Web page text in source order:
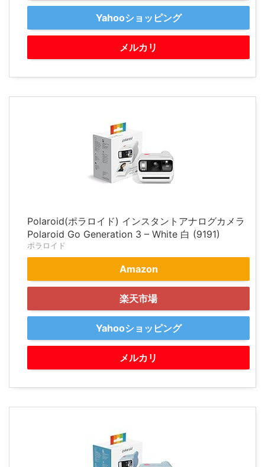
Yahooショッピング
メルカリ
Polaroid(ポラロイド) インスタントアナログカメラ
Polaroid Go Generation 3 – White 白 (9191)
ポラロイド
Amazon
楽天市場
Yahooショッピング
メルカリ